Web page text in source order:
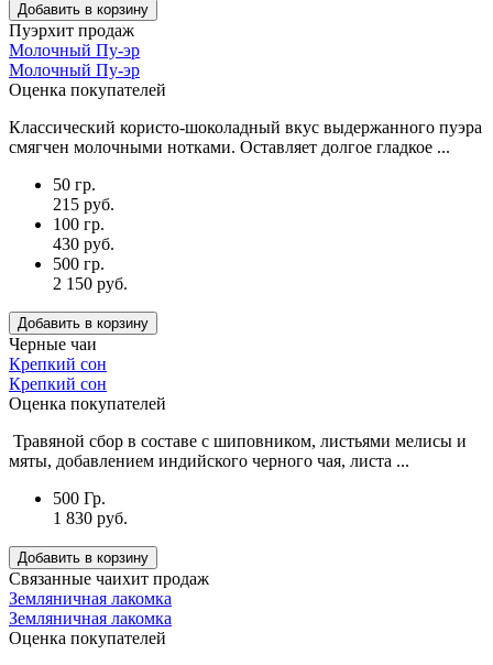
Добавить в корзину
Пуэрхит продаж
Молочный Пу-эр
Молочный Пу-эр
Оценка покупателей
Классический користо-шоколадный вкус выдержанного пуэра
смягчен молочными нотками. Оставляет долгое гладкое ...
50 гр.
215 руб.
100 гр.
430 руб.
500 гр.
2 150 руб.
Добавить в корзину
Черные чаи
Крепкий сон
Крепкий сон
Оценка покупателей
Травяной сбор в составе с шиповником, листьями мелисы и
мяты, добавлением индийского черного чая, листа ...
500 Гр.
1 830 руб.
Добавить в корзину
Связанные чаихит продаж
Земляничная лакомка
Земляничная лакомка
Оценка покупателей